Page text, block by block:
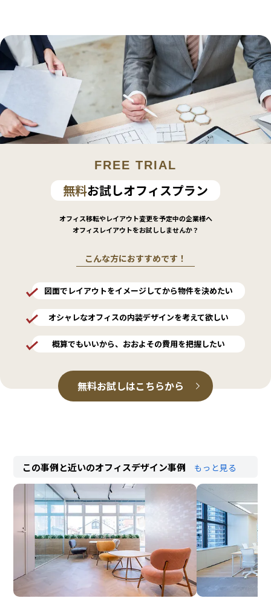
FREE TRIAL
無料お試しオフィスプラン
オフィス移転やレイアウト変更を予定中の企業様へ
オフィスレイアウトをお試ししませんか？
こんな方におすすめです！
図面でレイアウトをイメージしてから物件を決めたい
オシャレなオフィスの内装デザインを考えて欲しい
概算でもいいから、 おおよその費用を把握したい
無料お試しはこちらから
この事例と近いのオフィスデザイン事例 もっと見る